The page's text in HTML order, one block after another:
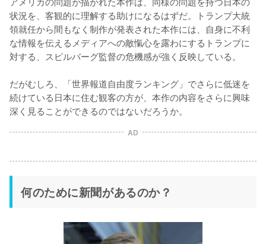
状況を、客観的に理解する助けになるはずだ。トランプ大統
領就任から間もなく制作が発表された本作には、自身に不利
な情報を伝えるメディアへの敵愾心を露わにするトランプに
対する、スピルバーグ監督の危機感が強く反映している。
だがむしろ、「世界報道自由度ランキング」でさらに低迷を
続けている日本に住む観客の方が、本作の内容をさらに興味
深く見ることができるのではないだろうか。
AD
何のために新聞があるのか？